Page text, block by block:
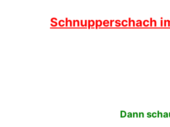
Schnupperschach
Dann